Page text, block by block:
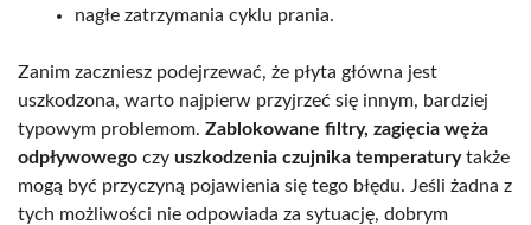
nagłe zatrzymania cyklu prania.
Zanim zaczniesz podejrzewać, że płyta główna jest
uszkodzona, warto najpierw przyjrzeć się innym, bardziej
typowym problemom. Zablokowane filtry, zagięcia węża
odpływowego czy uszkodzenia czujnika temperaturytakże
mogą być przyczyną pojawienia się tego błędu. Jeśli żadna z
tych możliwości nie odpowiada za sytuację, dobrym